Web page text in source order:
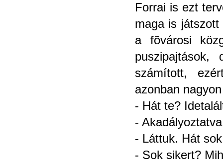
Forrai is ezt
maga is
a fõvárosi
számított,
azonban
- Hát te?
-
- Láttuk. Hát
- Sok sikert?